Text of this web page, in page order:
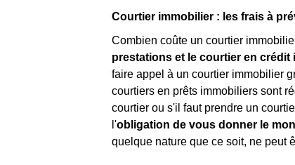
Courtier immobilier : les frais à
Combien coûte un courtier
prestations et le courtier en crédit
faire appel à un courtier immobilier
courtiers en prêts immobiliers sont
courtier ou s'il faut prendre un
l'obligation de vous donner le
quelque nature que ce soit, ne peut